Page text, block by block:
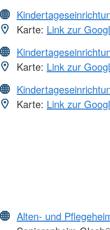
Karte: Link zur
Karte: Link zur
Karte: Link zur
Alten- und